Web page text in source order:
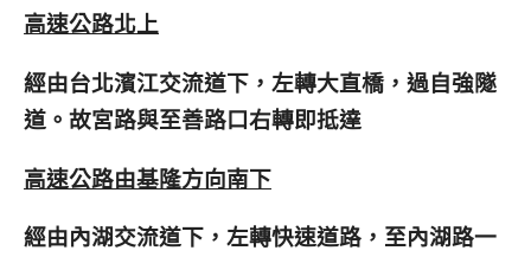
高速公路北上
經由台北濱江交流道下，左轉大直橋，過自強隧
道。故宮路與至善路口右轉即抵達
高速公路由基隆方向南下
經由內湖交流道下，左轉快速道路，至內湖路一